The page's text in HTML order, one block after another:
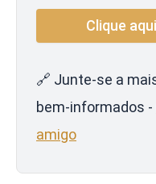
🔗 Junte-se a
bem-informados -
amigo